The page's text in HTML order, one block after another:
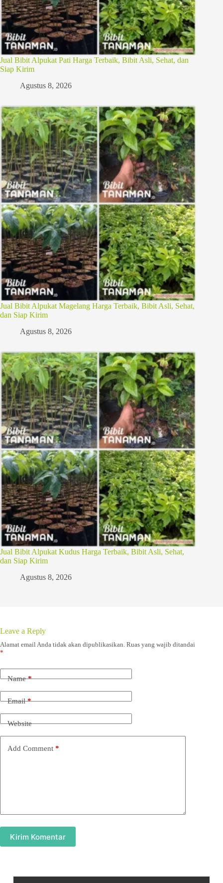
Jual Bibit Alpukat Pati Harga Terbaik, Bibit Asli, Sehat, dan
Siap Kirim
Agustus 8, 2026
Jual Bibit Alpukat Magelang Harga Terbaik, Bibit Asli, Sehat,
dan Siap Kirim
Agustus 8, 2026
Jual Bibit Alpukat Kudus Harga Terbaik, Bibit Asli, Sehat,
dan Siap Kirim
Agustus 8, 2026
Leave a Reply
Alamat email Anda tidak akan dipublikasikan. Ruas yang wajib ditandai
*
Name*
Email*
Website
Add Comment *
Kirim Komentar